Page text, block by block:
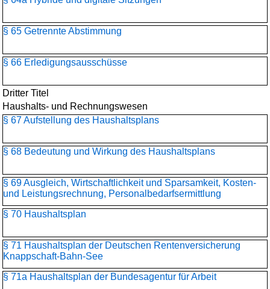
§ 65 Getrennte Abstimmung
§ 66 Erledigungsausschüsse
Dritter Titel
Haushalts- und Rechnungswesen
§ 67 Aufstellung des Haushaltsplans
§ 68 Bedeutung und Wirkung des Haushaltsplans
§ 69 Ausgleich, Wirtschaftlichkeit und Sparsamkeit, Kosten-
und Leistungsrechnung, Personalbedarfsermittlung
§ 70 Haushaltsplan
§ 71 Haushaltsplan der Deutschen Rentenversicherung
Knappschaft-Bahn-See
§ 71a Haushaltsplan der Bundesagentur für Arbeit